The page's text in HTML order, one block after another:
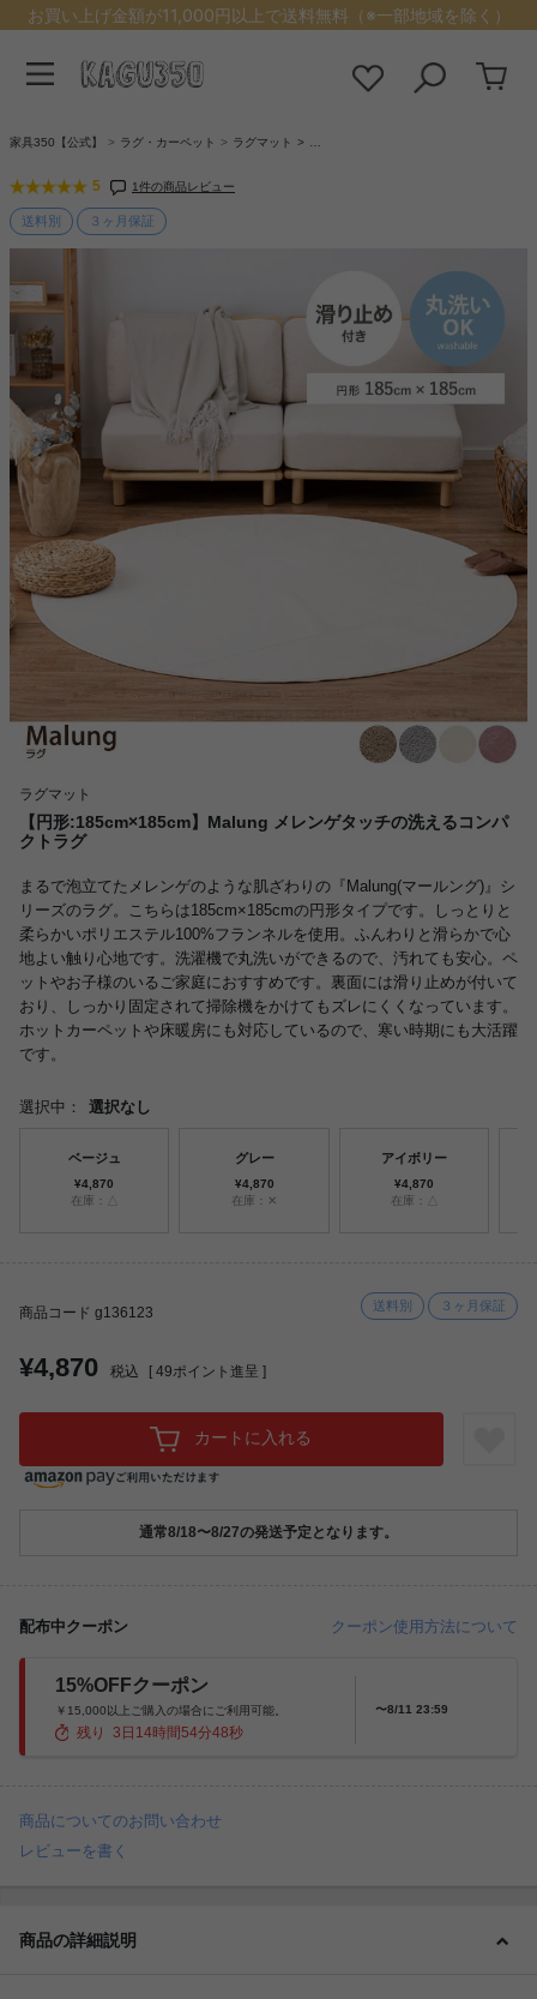
お買い上げ金額が11,000円以上で送料無料（※一部地域を除く）
家具350【公式】 ラグ・カーペット ラグマット
5 1件の商品レビュー
送料別 ３ヶ月保証
ラグマット
【円形:185cm×185cm】Malung メレンゲタッチの洗えるコンパ
クトラグ
まるで泡立てたメレンゲのような肌ざわりの『Malung(マールング)』シ
リーズのラグ。こちらは185cm×185cmの円形タイプです。しっとりと
柔らかいポリエステル100%フランネルを使用。ふんわりと滑らかで心
地よい触り心地です。洗濯機で丸洗いができるので、汚れても安心。ペ
ットやお子様のいるご家庭におすすめです。裏面には滑り止めが付いて
おり、しっかり固定されて掃除機をかけてもズレにくくなっています。
ホットカーペットや床暖房にも対応しているので、寒い時期にも大活躍
です。
選択中： 選択なし
ベージュ
¥4,870
在庫：△
グレー
¥4,870
在庫：✕
アイボリー
¥4,870
在庫：△
商品コード g136123 送料別 ３ヶ月保証
¥4,870 税込 [ 49ポイント進呈 ]
カートに入れる
通常8/18〜8/27の発送予定となります。
配布中クーポン クーポン使用方法について
15%OFFクーポン
￥15,000以上ご購入の場合にご利用可能。
残り 3 日 14 時間54分46秒
〜8/11 23:59
商品についてのお問い合わせ
レビューを書く
商品の詳細説明